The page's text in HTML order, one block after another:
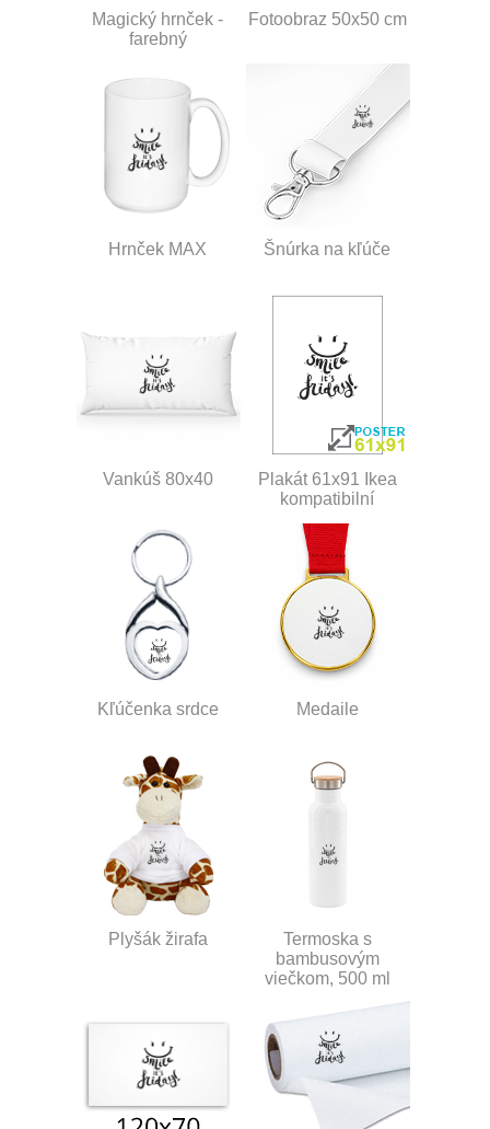
Magický hrnček -
farebný
Fotoobraz 50x50 cm
Hrnček MAX Šnúrka na kľúče
Vankúš 80x40
Plakát 61x91 Ikea
kompatibilní
Kľúčenka srdce Medaile
Plyšák žirafa
Termoska s
bambusovým
viečkom, 500 ml